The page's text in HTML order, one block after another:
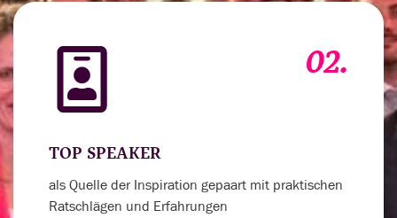
02.
TOP SPEAKER
als Quelle der Inspiration gepaart mit praktischen
Ratschlägen und Erfahrungen